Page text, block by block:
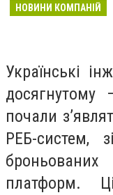
НОВИНИ КОМПАНІЙ
Українські
почали
РЕБ-систем,
платформ.